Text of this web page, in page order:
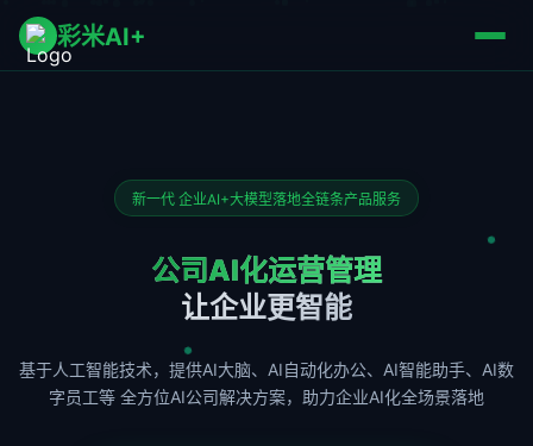
彩米AI+
新一代 企业AI+大模型落地全链条产品服务
公司AI化运营管理
让企业更智能
基于人工智能技术，提供AI大脑、AI自动化办公、AI智能助手、AI数
字员工等 全方位AI公司解决方案，助力企业AI化全场景落地